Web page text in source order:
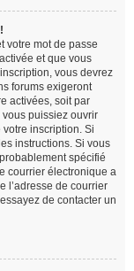
votre mot de passe
et que vous
vous devrez
forums exigeront
activées, soit par
puissiez ouvrir
inscription. Si
instructions. Si vous
spécifié
courrier électronique a
l’adresse de courrier
de contacter un